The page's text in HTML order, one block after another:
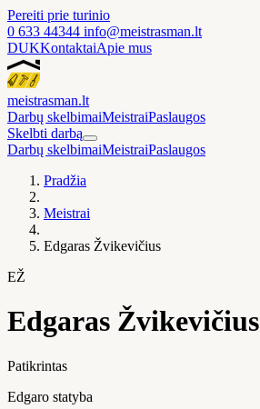
Pereiti prie turinio
0 633 44344 info@meistrasman.lt
DUKKontaktaiApie mus
meistrasman.lt
Darbų skelbimaiMeistraiPaslaugos
Skelbti darbą
Darbų skelbimaiMeistraiPaslaugos
Pradžia
Meistrai
Edgaras Žvikevičius
EŽ
Edgaras Žvikevičius
Patikrintas
Edgaro statyba